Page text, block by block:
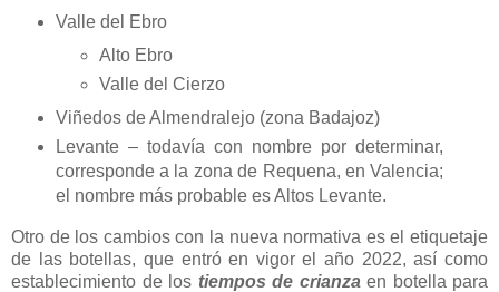
Valle del Ebro
Alto Ebro
Valle del Cierzo
Viñedos de Almendralejo (zona Badajoz)
Levante – todavía con nombre por determinar,
corresponde a la zona de Requena, en Valencia;
el nombre más probable es Altos Levante.
Otro de los cambios con la nueva normativa es el etiquetaje
de las botellas, que entró en vigor el año 2022, así como
establecimiento de los tiempos de crianza en botella para